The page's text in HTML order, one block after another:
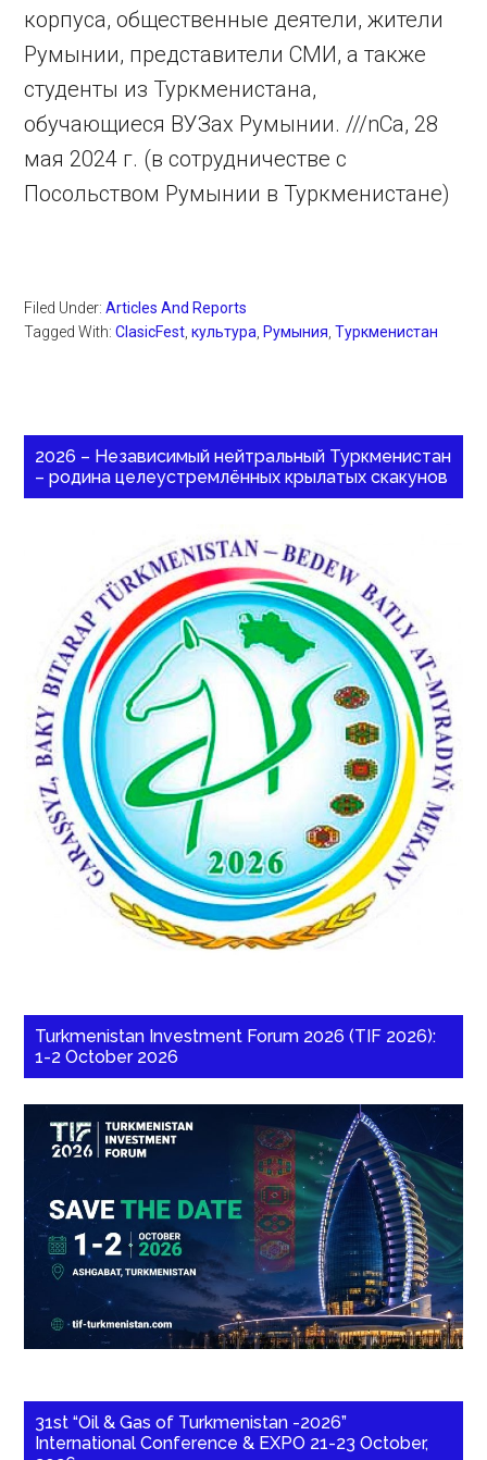
корпуса, общественные деятели, жители
Румынии, представители СМИ, а также
студенты из Туркменистана,
обучающиеся ВУЗах Румынии. ///nCa, 28
мая 2024 г. (в сотрудничестве с
Посольством Румынии в Туркменистане)
Filed Under:Articles And Reports
Tagged With:ClasicFest ,культура Румыния ,Туркменистан
2026 – Независимый нейтральный Туркменистан
– родина целеустремлённых крылатых скакунов
Turkmenistan Investment Forum 2026 (TIF 2026):
1-2 October 2026
31st “Oil & Gas of Turkmenistan -2026”
International Conference & EXPO 21-23 October,